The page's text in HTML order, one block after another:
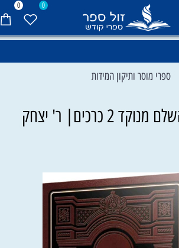
0 0
ספרי מוסר ותיקון המידות
מנורת המאור השלם מנוקד 2 כרכים| ר' יצחק